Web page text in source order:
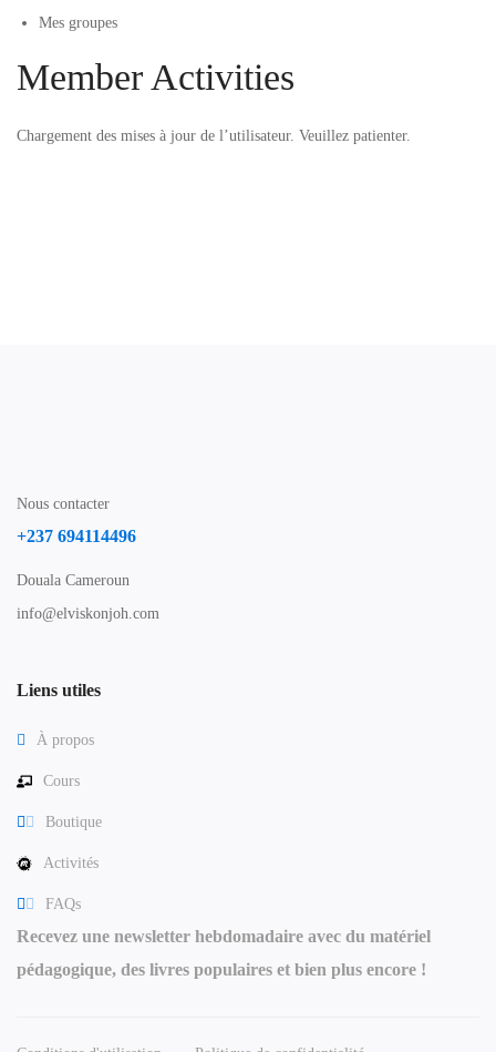
Mes groupes
Member Activities
Chargement des mises à jour de l’utilisateur. Veuillez patienter.
Nous contacter
+237 694114496
Douala Cameroun
info@elviskonjoh.com
Liens utiles
À propos
Cours
Boutique
Activités
FAQs
Recevez une newsletter hebdomadaire avec du matériel
pédagogique, des livres populaires et bien plus encore !